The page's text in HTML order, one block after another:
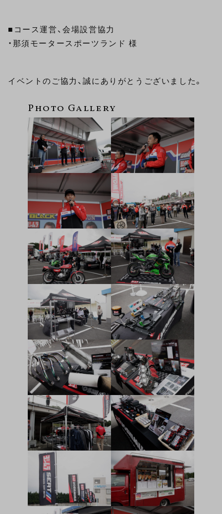
■コース運営、会場設営協力
・那須モータースポーツランド 様
イベントのご協力、誠にありがとうございました。